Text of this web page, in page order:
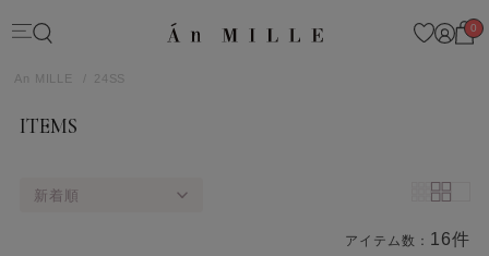
0
An MILLE 24SS
ITEMS
新着順
アイテム数： 16件